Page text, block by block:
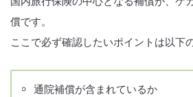
償です。
ここで必ず確認したいポイントは以下
通院補償が含まれているか